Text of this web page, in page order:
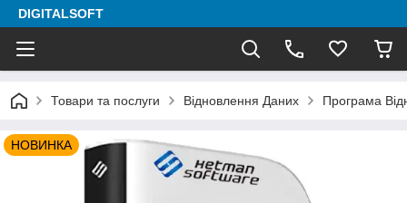
DIGITALSOFT
Товари та послуги Відновлення Даних Програма
НОВИНКА